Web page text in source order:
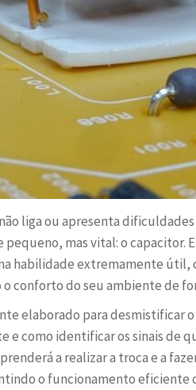
liga ou apresenta
mas vital: o capacitor.
habilidade extremamente útil,
conforto do seu ambiente de
elaborado para desmistificar
como identificar os sinais de
a realizar a troca e a
o funcionamento eficiente